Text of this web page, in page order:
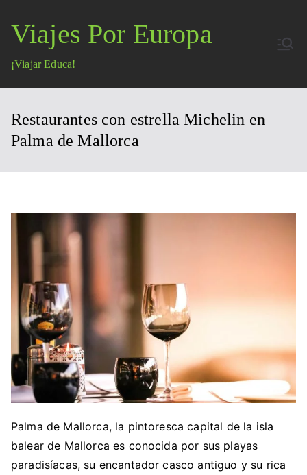
contenido
Viajes Por Europa
¡Viajar Educa!
Restaurantes con estrella Michelin en
Palma de Mallorca
Palma de Mallorca, la pintoresca capital de la isla
balear de Mallorca es conocida por sus playas
paradisíacas, su encantador casco antiguo y su rica